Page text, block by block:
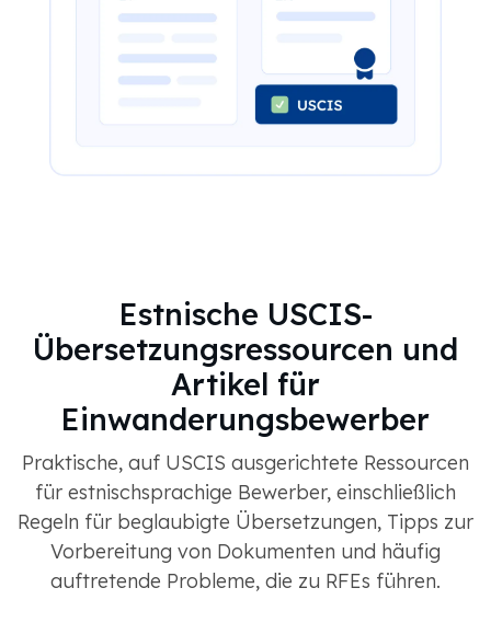
Estnische USCIS-
Übersetzungsressourcen und
Artikel für
Einwanderungsbewerber
Praktische, auf USCIS ausgerichtete Ressourcen
für estnischsprachige Bewerber, einschließlich
Regeln für beglaubigte Übersetzungen, Tipps zur
Vorbereitung von Dokumenten und häufig
auftretende Probleme, die zu RFEs führen.